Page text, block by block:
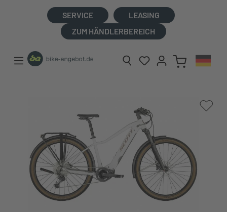
SERVICE
LEASING
ZUM HÄNDLERBEREICH